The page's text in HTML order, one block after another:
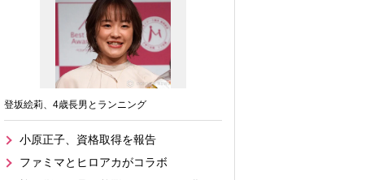
登坂絵莉、4歳長男とランニング
小原正子、資格取得を報告
ファミマとヒロアカがコラボ